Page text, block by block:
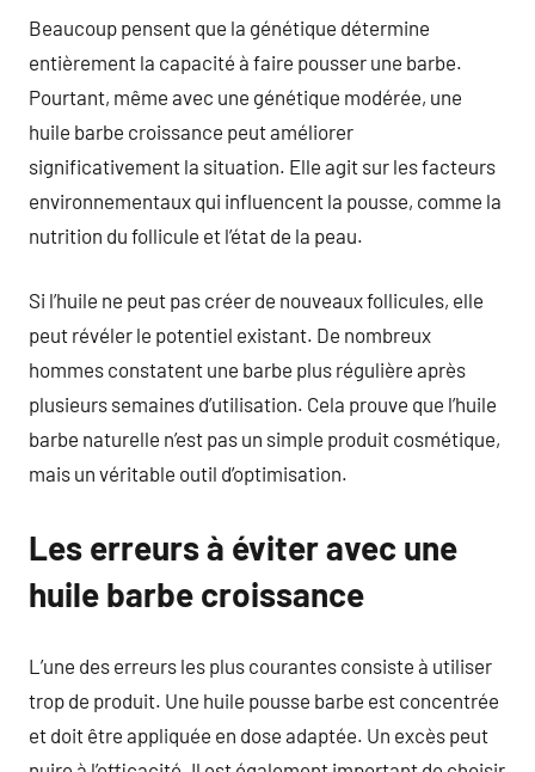
Beaucoup pensent que la génétique détermine
entièrement la capacité à faire pousser une barbe.
Pourtant, même avec une génétique modérée, une
huile barbe croissance peut améliorer
significativement la situation. Elle agit sur les facteurs
environnementaux qui influencent la pousse, comme la
nutrition du follicule et l’état de la peau.
Si l’huile ne peut pas créer de nouveaux follicules, elle
peut révéler le potentiel existant. De nombreux
hommes constatent une barbe plus régulière après
plusieurs semaines d’utilisation. Cela prouve que l’huile
barbe naturelle n’est pas un simple produit cosmétique,
mais un véritable outil d’optimisation.
Les erreurs à éviter avec une
huile barbe croissance
L’une des erreurs les plus courantes consiste à utiliser
trop de produit. Une huile pousse barbe est concentrée
et doit être appliquée en dose adaptée. Un excès peut